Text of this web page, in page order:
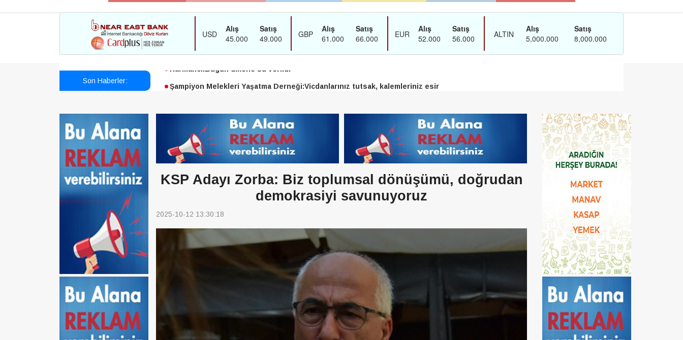
Son Haberler:
Esendağlı:Adıyaman’daki süreç sona erdi, hukuk mücadelesi sürecek
Şampiyon Melekleri Yaşatma Derneği:Vicdanlarınız tutsak, kalemleriniz esir
KSP Adayı Zorba: Biz toplumsal dönüşümü, doğrudan
demokrasiyi savunuyoruz
2025-10-12 13:30:18